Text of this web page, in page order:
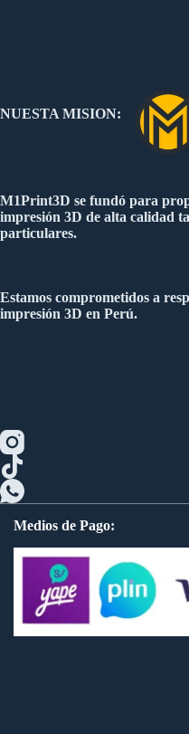
NUESTA MISION:
M1Print3D se fundó para
impresión 3D de alta calidad
particulares.
Estamos comprometidos a
impresión 3D en Perú.
Medios de Pago: